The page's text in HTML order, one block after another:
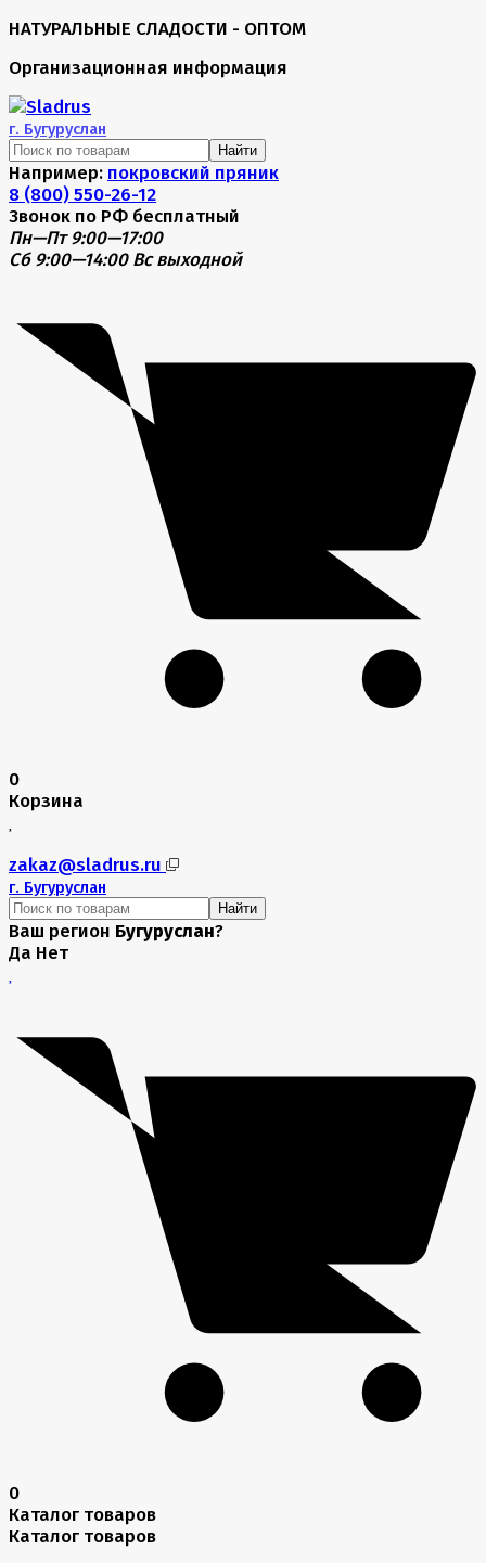
НАТУРАЛЬНЫЕ СЛАДОСТИ - ОПТОМ
Организационная информация
г. Бугуруслан
Найти
Например: покровский пряник
8 (800) 550-26-12
Звонок по РФ бесплатный
Пн—Пт 9:00—17:00
Сб 9:00—14:00 Вс выходной
0
Корзина
zakaz@sladrus.ru
г. Бугуруслан
Найти
Ваш регион Бугуруслан?
Да Нет
0
Каталог товаров
Каталог товаров